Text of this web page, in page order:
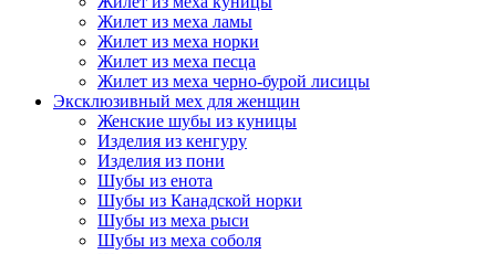
Жилет из меха ламы
Жилет из меха норки
Жилет из меха песца
Жилет из меха черно-бурой лисицы
Эксклюзивный мех для женщин
Женские шубы из куницы
Изделия из кенгуру
Изделия из пони
Шубы из енота
Шубы из Канадской норки
Шубы из меха рыси
Шубы из меха соболя